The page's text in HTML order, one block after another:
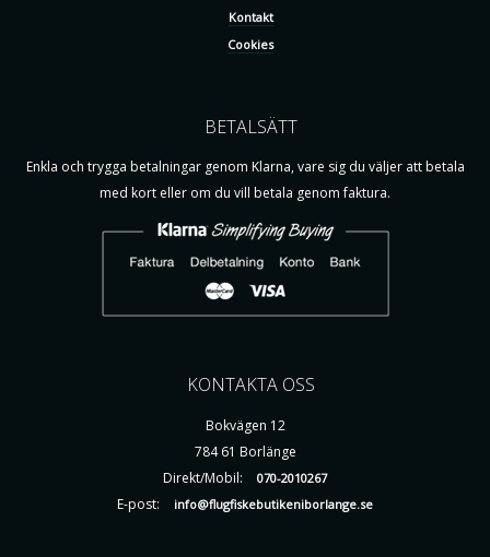
Kontakt
Cookies
BETALSÄTT
Enkla och trygga betalningar genom Klarna, vare sig du väljer att betala
med kort eller om du vill betala genom faktura.
KONTAKTA OSS
Bokvägen 12
784 61 Borlänge
Direkt/Mobil:
070-2010267
E-post: info@flugfiskebutikeniborlange.se